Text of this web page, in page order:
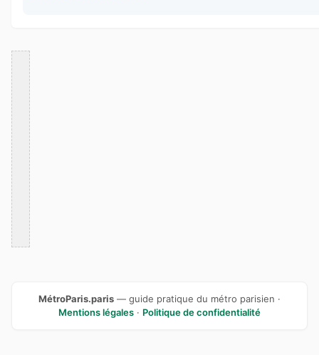
MétroParis.paris — guide pratique du métro parisien ·
Mentions légales · Politique de confidentialité